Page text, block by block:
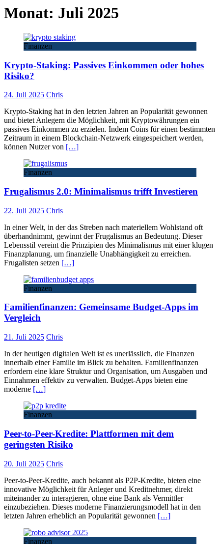
Monat: Juli 2025
Finanzen
Krypto-Staking: Passives Einkommen oder hohes
Risiko?
24. Juli 2025 Chris
Krypto-Staking hat in den letzten Jahren an Popularität gewonnen
und bietet Anlegern die Möglichkeit, mit Kryptowährungen ein
passives Einkommen zu erzielen. Indem Coins für einen bestimmten
Zeitraum in einem Blockchain-Netzwerk eingespeichert werden,
können Nutzer von […]
Finanzen
Frugalismus 2.0: Minimalismus trifft Investieren
22. Juli 2025 Chris
In einer Welt, in der das Streben nach materiellem Wohlstand oft
überhandnimmt, gewinnt der Frugalismus an Bedeutung. Dieser
Lebensstil vereint die Prinzipien des Minimalismus mit einer klugen
Finanzplanung, um finanzielle Unabhängigkeit zu erreichen.
Frugalisten setzen […]
Finanzen
Familienfinanzen: Gemeinsame Budget-Apps im
Vergleich
21. Juli 2025 Chris
In der heutigen digitalen Welt ist es unerlässlich, die Finanzen
innerhalb einer Familie im Blick zu behalten. Familienfinanzen
erfordern eine klare Struktur und Organisation, um Ausgaben und
Einnahmen effektiv zu verwalten. Budget-Apps bieten eine
moderne […]
Finanzen
Peer-to-Peer-Kredite: Plattformen mit dem
geringsten Risiko
20. Juli 2025 Chris
Peer-to-Peer-Kredite, auch bekannt als P2P-Kredite, bieten eine
innovative Möglichkeit für Anleger und Kreditnehmer, direkt
miteinander zu interagieren, ohne eine Bank als Vermittler
einzubeziehen. Dieses moderne Finanzierungsmodell hat in den
letzten Jahren erheblich an Popularität gewonnen […]
Finanzen